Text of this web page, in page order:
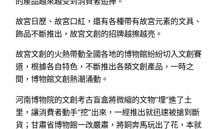
故宮日歷、故宮口紅，還有各種帶有故宮元素的文具、
飾品不斷推出，故宮文創的招牌越擦越亮。
故宮文創的火熱帶動全國各地的博物館紛紛切入文創賽
道，根據各自特色，不斷推出各類文創產品，一時之
間，博物館文創熱潮涌動。
河南博物院的文創考古盲盒將微縮的文物“埋”進了土
里，讓消費者動手“挖”出來，一經推出就迅速被搶到斷
貨；甘肅省博物館一改嚴肅，將銅奔馬玩出了花，本就